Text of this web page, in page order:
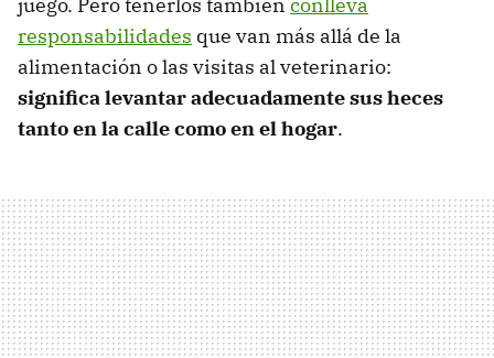
juego. Pero tenerlos también conlleva
responsabilidades que van más allá de la
alimentación o las visitas al veterinario:
significalevantar adecuadamente sus heces
tanto en la calle como en el hogar.